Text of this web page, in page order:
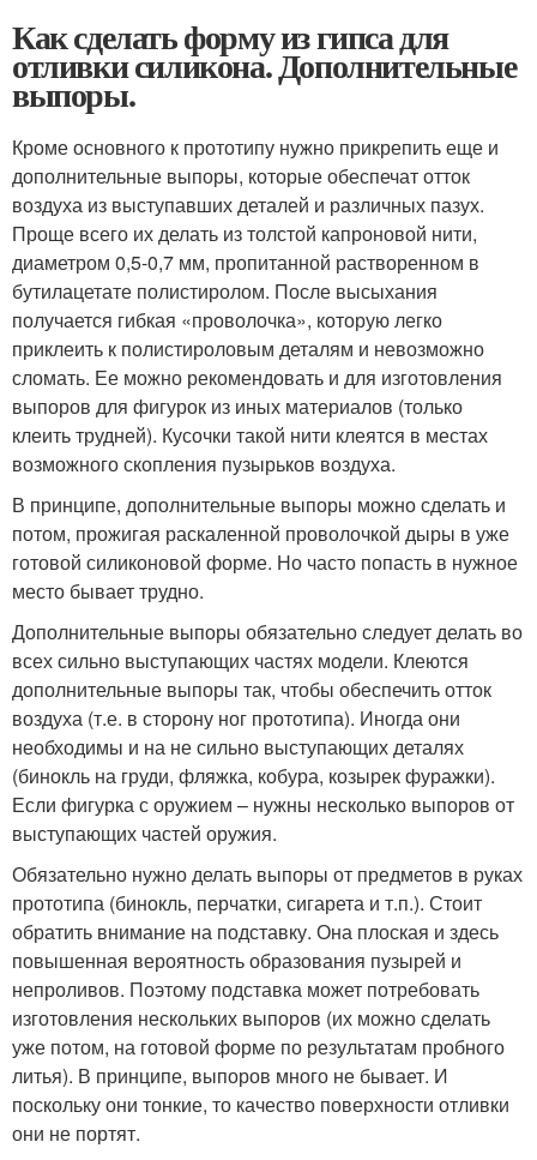
Как сделать форму из гипса для
отливки силикона. Дополнительные
выпоры.
Кроме основного к прототипу нужно прикрепить еще и
дополнительные выпоры, которые обеспечат отток
воздуха из выступавших деталей и различных пазух.
Проще всего их делать из толстой капроновой нити,
диаметром 0,5-0,7 мм, пропитанной растворенном в
бутилацетате полистиролом. После высыхания
получается гибкая «проволочка», которую легко
приклеить к полистироловым деталям и невозможно
сломать. Ее можно рекомендовать и для изготовления
выпоров для фигурок из иных материалов (только
клеить трудней). Кусочки такой нити клеятся в местах
возможного скопления пузырьков воздуха.
В принципе, дополнительные выпоры можно сделать и
потом, прожигая раскаленной проволочкой дыры в уже
готовой силиконовой форме. Но часто попасть в нужное
место бывает трудно.
Дополнительные выпоры обязательно следует делать во
всех сильно выступающих частях модели. Клеются
дополнительные выпоры так, чтобы обеспечить отток
воздуха (т.е. в сторону ног прототипа). Иногда они
необходимы и на не сильно выступающих деталях
(бинокль на груди, фляжка, кобура, козырек фуражки).
Если фигурка с оружием – нужны несколько выпоров от
выступающих частей оружия.
Обязательно нужно делать выпоры от предметов в руках
прототипа (бинокль, перчатки, сигарета и т.п.). Стоит
обратить внимание на подставку. Она плоская и здесь
повышенная вероятность образования пузырей и
непроливов. Поэтому подставка может потребовать
изготовления нескольких выпоров (их можно сделать
уже потом, на готовой форме по результатам пробного
литья). В принципе, выпоров много не бывает. И
поскольку они тонкие, то качество поверхности отливки
они не портят.